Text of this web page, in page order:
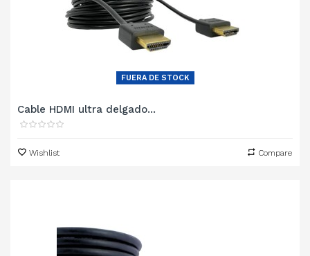
FUERA DE STOCK
Cable HDMI ultra delgado...
Wishlist Compare